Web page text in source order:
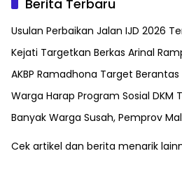
Berita Terbaru
Usulan Perbaikan Jalan IJD 2026
Kejati Targetkan Berkas Arinal
AKBP Ramadhona Target
Warga Harap Program Sosial DKM
Banyak Warga Susah, Pemprov
Cek artikel dan berita menarik